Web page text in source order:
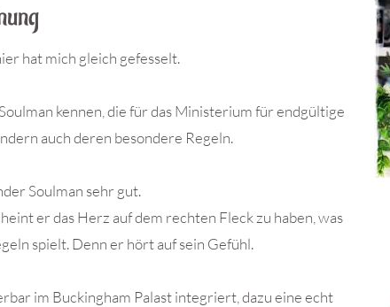
hat mich gleich gefesselt.
kennen, die für das Ministerium für endgültige
auch deren besondere Regeln.
Soulman sehr gut.
er das Herz auf dem rechten Fleck zu haben, was
spielt. Denn er hört auf sein Gefühl.
im Buckingham Palast integriert, dazu eine echt